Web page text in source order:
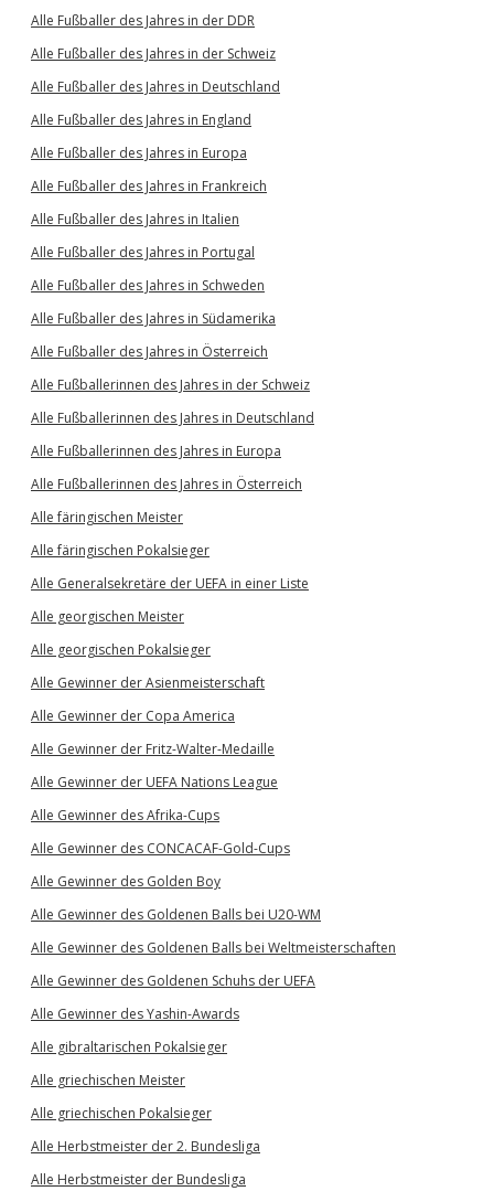
Alle Fußballer des Jahres in der DDR
Alle Fußballer des Jahres in der Schweiz
Alle Fußballer des Jahres in Deutschland
Alle Fußballer des Jahres in England
Alle Fußballer des Jahres in Europa
Alle Fußballer des Jahres in Frankreich
Alle Fußballer des Jahres in Italien
Alle Fußballer des Jahres in Portugal
Alle Fußballer des Jahres in Schweden
Alle Fußballer des Jahres in Südamerika
Alle Fußballer des Jahres in Österreich
Alle Fußballerinnen des Jahres in der Schweiz
Alle Fußballerinnen des Jahres in Deutschland
Alle Fußballerinnen des Jahres in Europa
Alle Fußballerinnen des Jahres in Österreich
Alle färingischen Meister
Alle färingischen Pokalsieger
Alle Generalsekretäre der UEFA in einer Liste
Alle georgischen Meister
Alle georgischen Pokalsieger
Alle Gewinner der Asienmeisterschaft
Alle Gewinner der Copa America
Alle Gewinner der Fritz-Walter-Medaille
Alle Gewinner der UEFA Nations League
Alle Gewinner des Afrika-Cups
Alle Gewinner des CONCACAF-Gold-Cups
Alle Gewinner des Golden Boy
Alle Gewinner des Goldenen Balls bei U20-WM
Alle Gewinner des Goldenen Balls bei Weltmeisterschaften
Alle Gewinner des Goldenen Schuhs der UEFA
Alle Gewinner des Yashin-Awards
Alle gibraltarischen Pokalsieger
Alle griechischen Meister
Alle griechischen Pokalsieger
Alle Herbstmeister der 2. Bundesliga
Alle Herbstmeister der Bundesliga